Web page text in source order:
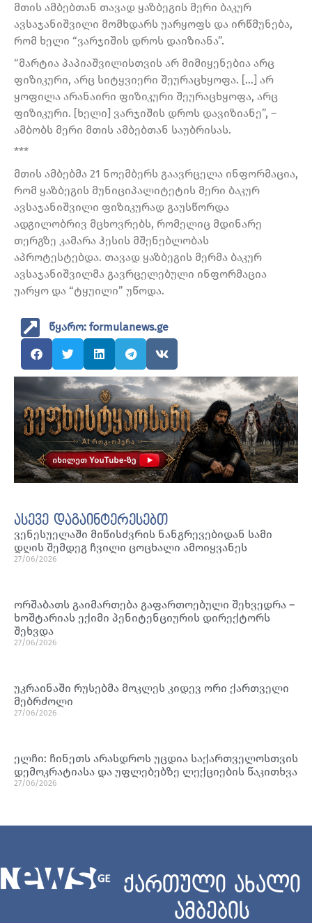
მთის ამბებთან თავად ყაზბეგის მერი ბაკურ
ავსაჯანიშვილი მომხდარს უარყოფს და ირწმუნება,
რომ ხელი “ვარჯიშის დროს დაიზიანა”.
“მარტია პაპიაშვილისთვის არ მიმიყენებია არც
ფიზიკური, არც სიტყვიერი შეურაცხყოფა. […] არ
ყოფილა არანაირი ფიზიკური შეურაცხყოფა, არც
ფიზიკური. [ხელი] ვარჯიშის დროს დავიზიანე”, –
ამბობს მერი მთის ამბებთან საუბრისას.
***
მთის ამბებმა 21 ნოემბერს გაავრცელა ინფორმაცია,
რომ ყაზბეგის მუნიციპალიტეტის მერი ბაკურ
ავსაჯანიშვილი ფიზიკურად გაუსწორდა
ადგილობრივ მცხოვრებს, რომელიც მდინარე
თერგზე კამარა ჰესის მშენებლობას
აპროტესტებდა. თავად ყაზბეგის მერმა ბაკურ
ავსაჯანიშვილმა გავრცელებული ინფორმაცია
უარყო და “ტყუილი” უწოდა.
წყარო: formulanews.ge
ასევე დაგაინტერესებთ
ვენესუელაში მიწისძვრის ნანგრევებიდან სამი
დღის შემდეგ ჩვილი ცოცხალი ამოიყვანეს
27/06/2026
ორშაბათს გაიმართება გაფართოებული შეხვედრა –
ხოშტარიას ექიმი პენიტენციურის დირექტორს
შეხვდა
27/06/2026
უკრაინაში რუსებმა მოკლეს კიდევ ორი ქართველი
მებრძოლი
27/06/2026
ელჩი: ჩინეთს არასდროს უცდია საქართველოსთვის
დემოკრატიასა და უფლებებზე ლექციების წაკითხვა
27/06/2026
ქართული ახალი
ამბების